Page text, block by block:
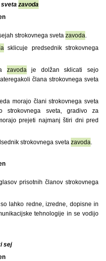
sveta zavoda
strokovnega sveta zavoda.
sklicuje predsednik strokovnega
zavodaje dolžan sklicati sejo
člana strokovnega sveta
morajo člani strokovnega sveta
sveta, gradivo za
prejeti najmanj štiri dni pred
strokovnega sveta zavoda.
prisotnih članov strokovnega
lahko redne, izredne, dopisne in
tehnologije in se vodijo
sej